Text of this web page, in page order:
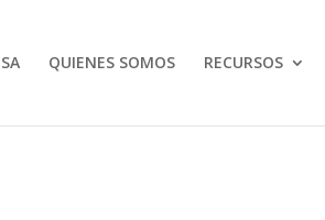
QUIENES SOMOS RECURSOS